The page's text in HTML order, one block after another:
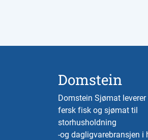
Domstein
Domstein Sjømat
fersk fisk og sjømat til
storhusholdning
-og dagligvarebransjen i